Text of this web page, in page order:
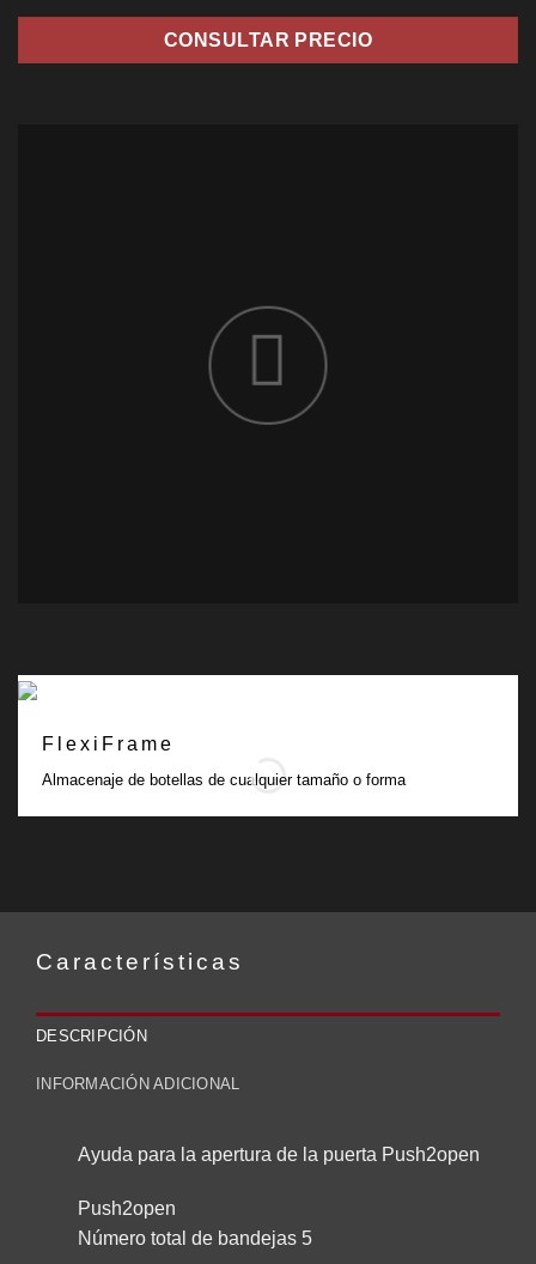
CONSULTAR PRECIO
FlexiFrame
Almacenaje de botellas de cualquier tamaño o forma
Características
DESCRIPCIÓN
INFORMACIÓN ADICIONAL
Ayuda para la apertura de la puerta Push2open
Push2open
Número total de bandejas 5